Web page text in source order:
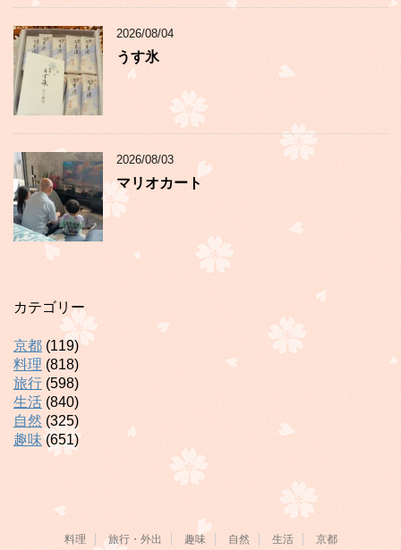
2026/08/04
うす氷
2026/08/03
マリオカート
カテゴリー
京都 (119)
料理 (818)
旅行 (598)
生活 (840)
自然 (325)
趣味(651)
料理 旅行・外出 趣味 自然 生活 京都